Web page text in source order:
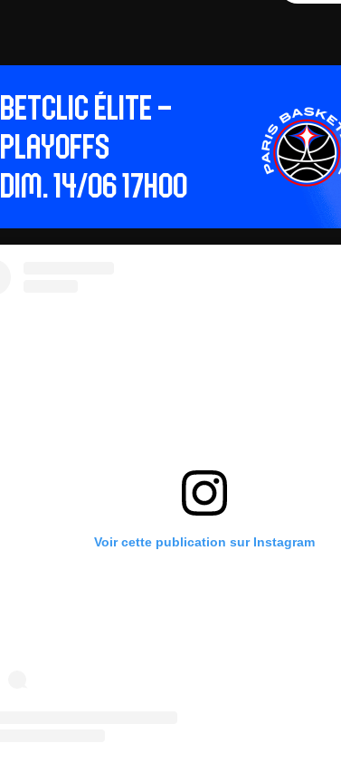
Betclic ÉLITE –
Playoffs
dim. 14/06 17h00
Voir cette publication sur Instagram